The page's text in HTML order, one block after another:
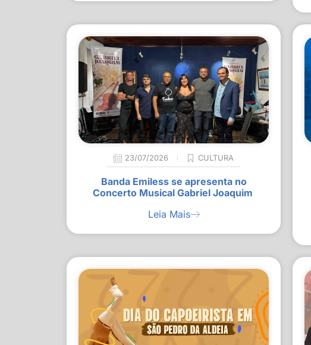
23/07/2026 CULTURA
Banda Emiless se apresenta no
Concerto Musical Gabriel Joaquim
Leia Mais